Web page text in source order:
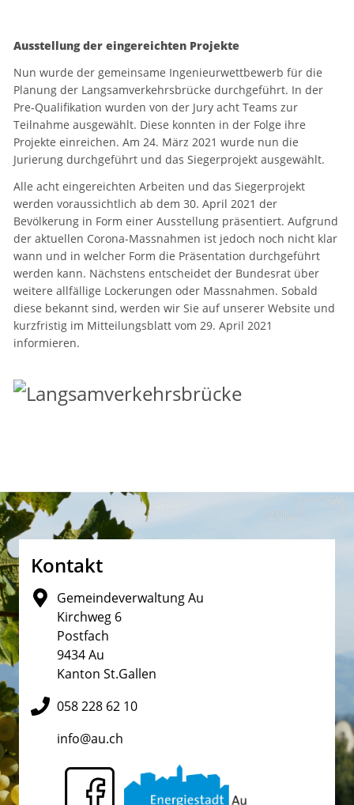
Ausstellung der eingereichten Projekte
Nun wurde der gemeinsame Ingenieurwettbewerb für die
Planung der Langsamverkehrsbrücke durchgeführt. In der
Pre-Qualifikation wurden von der Jury acht Teams zur
Teilnahme ausgewählt. Diese konnten in der Folge ihre
Projekte einreichen. Am 24. März 2021 wurde nun die
Jurierung durchgeführt und das Siegerprojekt ausgewählt.
Alle acht eingereichten Arbeiten und das Siegerprojekt
werden voraussichtlich ab dem 30. April 2021 der
Bevölkerung in Form einer Ausstellung präsentiert. Aufgrund
der aktuellen Corona-Massnahmen ist jedoch noch nicht klar
wann und in welcher Form die Präsentation durchgeführt
werden kann. Nächstens entscheidet der Bundesrat über
weitere allfällige Lockerungen oder Massnahmen. Sobald
diese bekannt sind, werden wir Sie auf unserer Website und
kurzfristig im Mitteilungsblatt vom 29. April 2021
informieren.
Fusszeile
Kontakt
Gemeindeverwaltung Au
Kirchweg 6
Postfach
9434 Au
Kanton St.Gallen
058 228 62 10
info@au.ch